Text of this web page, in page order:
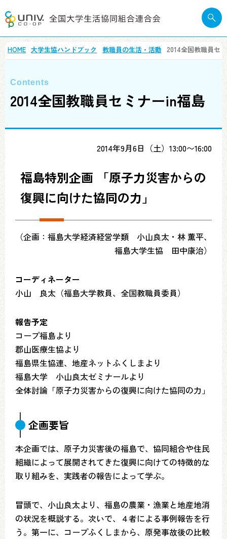
HOME 大学生協ハンドブック 教職員の生活・活動 2014全国教職員セ
2014全国教職員セミナーin福島
2014年9月6日（土）13:00〜16:00
福島特別企画 「原子力災害からの
復興に向けた協同の力」
（企画：福島大学経済経営学類 小山良太・林 薫平、
福島大学生協 田中康治）
コーディネーター
小山 良太（福島大学教員、全国教職員委員）
報告予定
コープ福島より
郡山医療生協より
福島県生協連、地産ネットふくしまより
福島大学 小山良太ゼミナールより
全体討論「原子力災害からの復興に向けた協同の力」
企画要旨
本企画では、原子力災害後の福島で、協同組合や住民
組織によって展開されてきた復興に向けての特徴的な
取り組みを、実践者の報告によって学ぶ。
冒頭で、小山良太より、福島の農業・漁業と地産地消
の状況を概説する。次いで、４者による事例報告を行
う。第一に、コープふくしまから、原発事故後の比較